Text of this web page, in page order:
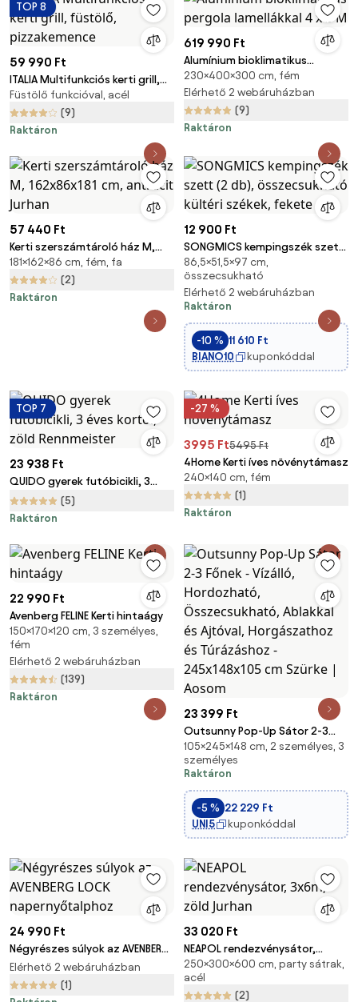
TOP 8
59 990 Ft
ITALIA Multifunkciós kerti grill,
füstölő, pizzakemence
Füstölő funkcióval, acél
(9)
Raktáron
619 990 Ft
Alumínium bioklimatikus
pergola lamellákkal 4 x 3 M
230×400×300 cm, fém
Elérhető 2 webáruházban
(9)
Raktáron
57 440 Ft
Kerti szerszámtároló ház M,
162x86x181 cm, antracit Jurhan
181×162×86 cm, fém, fa
(2)
Raktáron
12 900 Ft
SONGMICS kempingszék szett
(2 db), összecsukható kültéri
székek, fekete
86,5×51,5×97 cm,
összecsukható
Elérhető 2 webáruházban
Raktáron
-10 % 11 610 Ft
BIANO10
kuponkóddal
TOP 7
23 938 Ft
QUIDO gyerek futóbicikli, 3
éves kortól, zöld Rennmeister
(5)
Raktáron
-27 %
3995 Ft5495 Ft
4Home Kerti íves növénytámasz
240×140 cm, fém
(1)
Raktáron
22 990 Ft
Avenberg FELINE Kerti hintaágy
150×170×120 cm, 3 személyes,
fém
Elérhető 2 webáruházban
(139)
Raktáron
23 399 Ft
Outsunny Pop-Up Sátor 2-3
Főnek - Vízálló, Hordozható,
Összecsukható, Ablakkal és
Ajtóval, Horgászathoz és
Túrázáshoz - 245x148x105 cm
Szürke | Aosom
105×245×148 cm, 2 személyes, 3
személyes
Raktáron
-5 % 22 229 Ft
UNI5
kuponkóddal
24 990 Ft
Négyrészes súlyok az AVENBERG
LOCK napernyőtalphoz
Elérhető 2 webáruházban
(1)
33 020 Ft
NEAPOL rendezvénysátor,
3x6m, zöld Jurhan
250×300×600 cm, party sátrak,
acél
(2)